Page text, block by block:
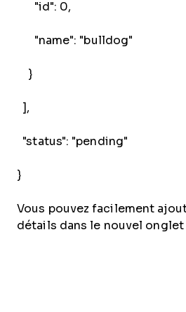
"id": 0,
"name": "bulldog"
}
],
"status": "pending"
}
Vous pouvez facilement
détails dans le nouvel onglet